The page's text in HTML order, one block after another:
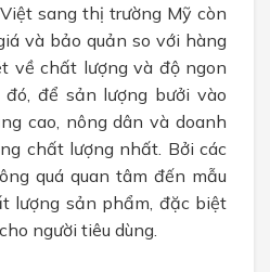
sang thị trường Mỹ còn
và bảo quản so với hàng
về chất lượng và độ ngon
để sản lượng bưởi vào
cao, nông dân và doanh
chất lượng nhất. Bởi các
quá quan tâm đến mẫu
lượng sản phẩm, đặc biệt
người tiêu dùng.